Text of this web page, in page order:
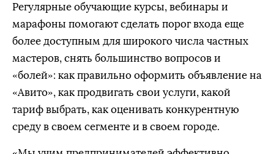
Регулярные обучающие курсы, вебинары и
марафоны помогают сделать порог входа еще
более доступным для широкого числа частных
мастеров, снять большинство вопросов и
«болей»: как правильно оформить объявление на
«Авито», как продвигать свои услуги, какой
тариф выбрать, как оценивать конкурентную
среду в своем сегменте и в своем городе.